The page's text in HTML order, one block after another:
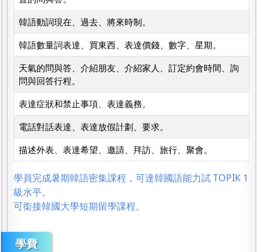
韓語動詞現在、過去、將來時制。
韓語數量詞表達、買東西、表達價錢、數字、星期。
天氣的問與答、介紹朋友、介紹家人、訂定約會時間、詢
問與回答行程。
表達症狀和禁止事項、表達義務。
電話對話表達、表達放假計劃、要求。
描述外表、表達希望、邀請、拜訪、旅行、聚會。
學員完成暑期韓語密集課程，可達韓國語能力試 TOPIK 1
級水平。
可銜接韓國大學短期留學課程。
學費